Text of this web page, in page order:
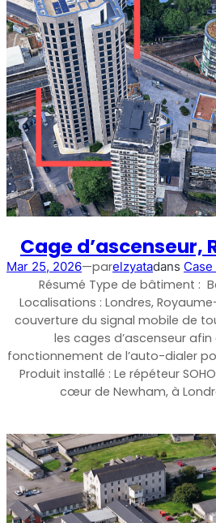
Planificateur
Shark
Analyseur
Cage d’ascenseur,
Mar 25, 2026—parelzyatadans
Résumé Type de bâtiment :
Localisations : Londres,
couverture du signal mobile de
les cages d’ascenseur afin
fonctionnement de l’auto-dialer
Produit installé : Le répéteur
cœur de Newham, à